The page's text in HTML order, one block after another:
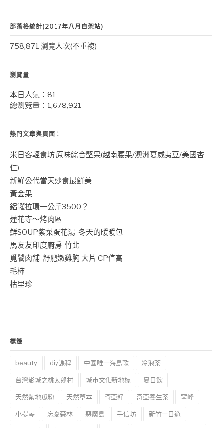
部落格統計(2017年八月自架站)
758,871 瀏覽人次(不重複)
瀏覽量
本日人氣：81
總瀏覽量：1,678,921
熱門文章與頁面︰
米日客輕食坊 原味綜合堅果(越南腰果/澳洲夏威夷豆/美國杏
仁)
新鮮公代當天炒食最鮮美
黃金果
鋁罐拉環一公斤3500？
蓮花寺～烤肉區
鮮SOUP紫菜蛋花湯-冬天的暖暖包
馬友友印度廚房-竹北
覓饕肉舖-舒肥嫩雞胸 大片 CP值高
毛柿
枯里珍
標籤
beauty diy課程 中國唯一海島歌 冷泡茶
台灣影城之桃太郎村 城市文化新地標 夏日飲
天然紫地瓜粉 天然草本 奇亞籽 奇亞養生茶 寧峰
小提琴 忘憂森林 惡魔島 手信坊 新竹一日遊